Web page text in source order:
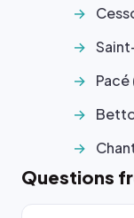
Questions